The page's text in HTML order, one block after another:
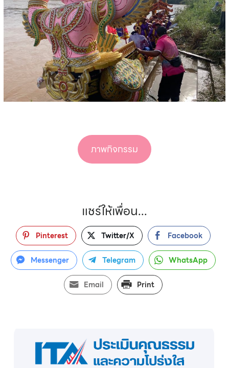
ภาพกิจกรรม
แชร์ให้เพื่อน...
Pinterest Twitter/X Facebook
Messenger Telegram WhatsApp
Email Print